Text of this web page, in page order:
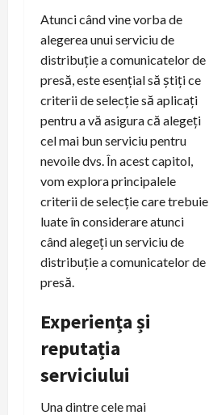
Atunci când vine vorba de
alegerea unui serviciu de
distribuție a comunicatelor de
presă, este esențial să știți ce
criterii de selecție să aplicați
pentru a vă asigura că alegeți
cel mai bun serviciu pentru
nevoile dvs. În acest capitol,
vom explora principalele
criterii de selecție care trebuie
luate în considerare atunci
când alegeți un serviciu de
distribuție a comunicatelor de
presă.
Experiența și
reputația
serviciului
Una dintre cele mai